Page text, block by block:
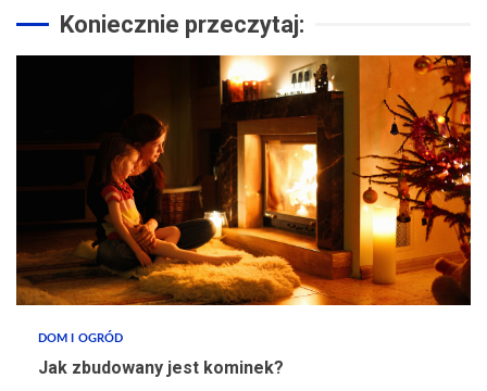
Koniecznie przeczytaj:
DOM I OGRÓD
Jak zbudowany jest kominek?